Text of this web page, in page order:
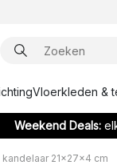
Vloerkleden &
Weekend Deals:
kandelaar 21x27x4 cm